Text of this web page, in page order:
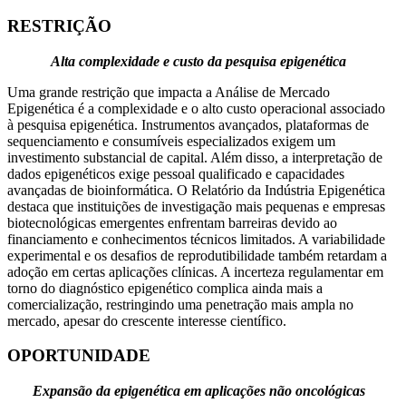
RESTRIÇÃO
Alta complexidade e custo da pesquisa epigenética
Uma grande restrição que impacta a Análise de Mercado
Epigenética é a complexidade e o alto custo operacional associado
à pesquisa epigenética. Instrumentos avançados, plataformas de
sequenciamento e consumíveis especializados exigem um
investimento substancial de capital. Além disso, a interpretação de
dados epigenéticos exige pessoal qualificado e capacidades
avançadas de bioinformática. O Relatório da Indústria Epigenética
destaca que instituições de investigação mais pequenas e empresas
biotecnológicas emergentes enfrentam barreiras devido ao
financiamento e conhecimentos técnicos limitados. A variabilidade
experimental e os desafios de reprodutibilidade também retardam a
adoção em certas aplicações clínicas. A incerteza regulamentar em
torno do diagnóstico epigenético complica ainda mais a
comercialização, restringindo uma penetração mais ampla no
mercado, apesar do crescente interesse científico.
OPORTUNIDADE
Expansão da epigenética em aplicações não oncológicas